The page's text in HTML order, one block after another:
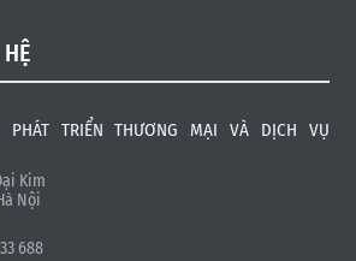
PHÁT TRIỂN THƯƠNG MẠI VÀ DỊCH VỤ
Kim
Nội
688